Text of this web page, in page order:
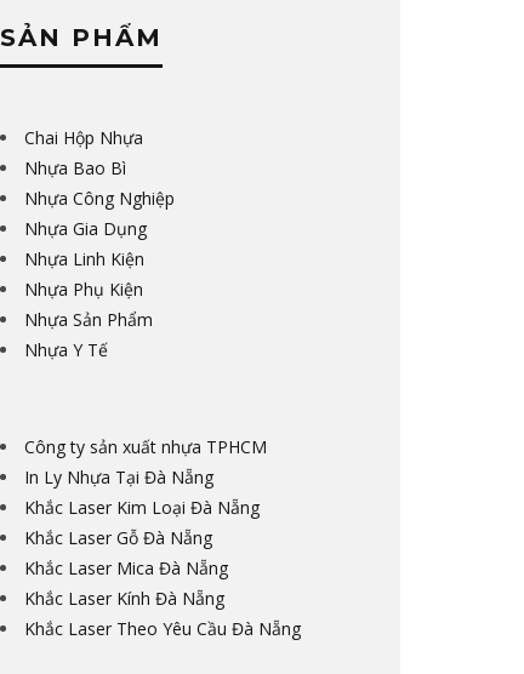
SẢN PHẨM
Chai Hộp Nhựa
Nhựa Bao Bì
Nhựa Công Nghiệp
Nhựa Gia Dụng
Nhựa Linh Kiện
Nhựa Phụ Kiện
Nhựa Sản Phẩm
Nhựa Y Tế
Công ty sản xuất nhựa TPHCM
In Ly Nhựa Tại Đà Nẵng
Khắc Laser Kim Loại Đà Nẵng
Khắc Laser Gỗ Đà Nẵng
Khắc Laser Mica Đà Nẵng
Khắc Laser Kính Đà Nẵng
Khắc Laser Theo Yêu Cầu Đà Nẵng